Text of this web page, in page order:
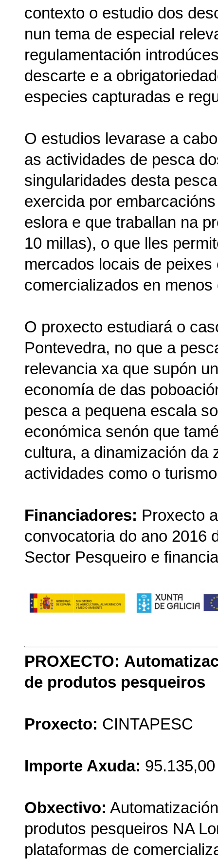
contexto o estudio dos
nun tema de especial
regulamentación
descarte e a
especies capturadas e
O estudios levarase a
as actividades de pesca
singularidades desta
exercida por
eslora e que traballan na
10 millas), o que lles
mercados locais de
comercializados en
O proxecto estudiará o
Pontevedra, no que a
relevancia xa que supón
economía de das
pesca a pequena escala
económica senón que
cultura, a dinamización da
actividades como o
Financiadores: Proxecto
convocatoria do ano 2016
Sector Pesqueiro e
PROXECTO:
de produtos pesqueiros
Proxecto: CINTAPESC
Importe Axuda:
Obxectivo:
produtos pesqueiros NA
plataformas de